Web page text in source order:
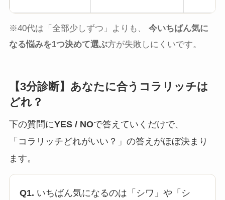
※40代は「全部少しずつ」よりも、 今いちばん気に
なる悩みを1つ決めて選ぶ方が失敗しにくいです。
【3分診断】あなたに合うコラリッチは
どれ？
下の質問にYES / NOで答えていくだけで、
「コラリッチどれがいい？」の答えがほぼ決まり
ます。
Q1. いちばん気になるのは「シワ」や「シ